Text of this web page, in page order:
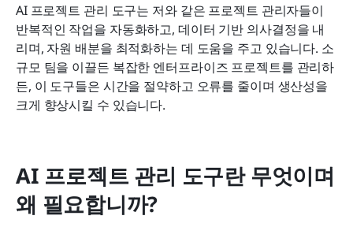
AI 프로젝트 관리 도구는 저와 같은 프로젝트 관리자들이
반복적인 작업을 자동화하고, 데이터 기반 의사결정을 내
리며, 자원 배분을 최적화하는 데 도움을 주고 있습니다. 소
규모 팀을 이끌든 복잡한 엔터프라이즈 프로젝트를 관리하
든, 이 도구들은 시간을 절약하고 오류를 줄이며 생산성을
크게 향상시킬 수 있습니다.
AI 프로젝트 관리 도구란 무엇이며
왜 필요합니까?
자주 묻는 질문